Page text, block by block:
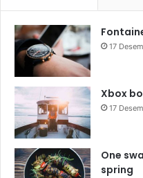
17
Xbox
17
One
spring